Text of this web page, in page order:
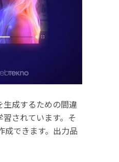
成するための間違
されています。そ
成できます。出力品